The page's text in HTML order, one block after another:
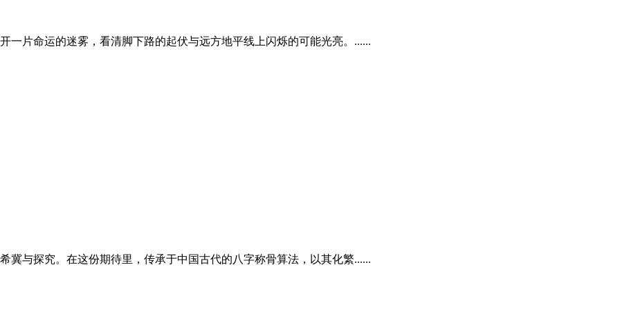
命运的迷雾，看清脚下路的起伏与远方地平线上闪烁的可能光亮。......
与探究。在这份期待里，传承于中国古代的八字称骨算法，以其化繁......